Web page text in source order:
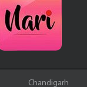
Chandigarh